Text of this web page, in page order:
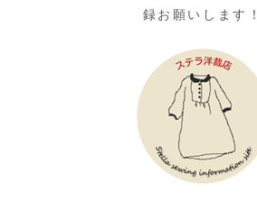
録お願いします！